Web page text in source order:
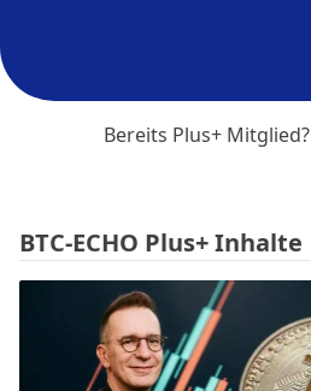
Bereits Plus+ Mitglied?
BTC-ECHO Plus+ Inhalte